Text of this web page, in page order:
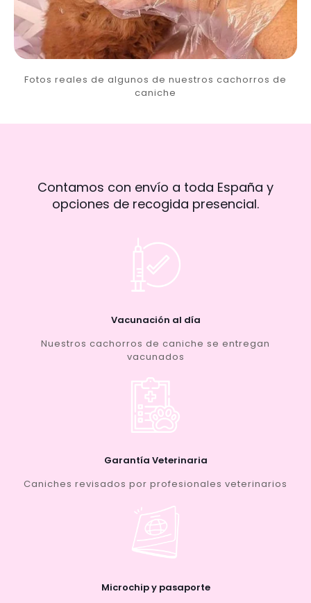
Fotos reales de algunos de nuestros cachorros de
caniche
Contamos con envío a toda España y
opciones de recogida presencial.
Vacunación al día
Nuestros cachorros de caniche se entregan
vacunados
Garantía Veterinaria
Caniches revisados por profesionales veterinarios
Microchip y pasaporte